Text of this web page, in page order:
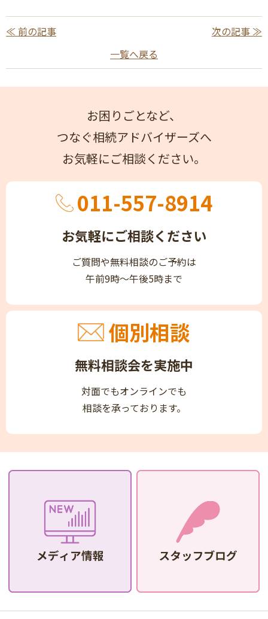
≪ 前の記事
次の記事 ≫
一覧へ戻る
お困りごとなど、
つなぐ相続アドバイザーズへ
お気軽にご相談ください。
011-557-8914
お気軽にご相談ください
ご質問や無料相談のご予約は
午前9時～午後5時まで
個別相談
無料相談会を実施中
対面でもオンラインでも
相談を承っております。